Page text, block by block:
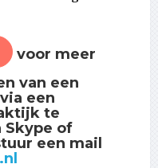
voor meer
van een
een
te
Skype of
een mail